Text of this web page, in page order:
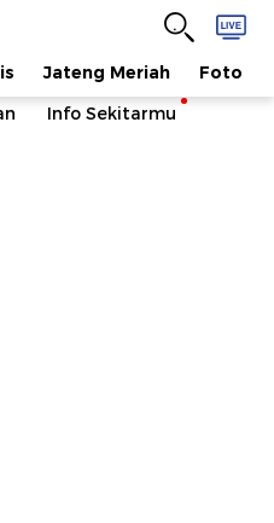
Jateng Meriah Foto
Info Sekitarmu